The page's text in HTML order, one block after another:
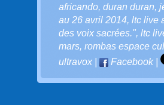
africando, duran duran,
au 26 avril 2014, ltc live
des voix sacrées.", ltc
mars, rombas espace
ultravox
Facebook|